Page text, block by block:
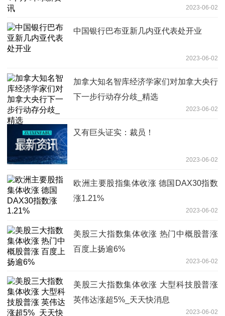
2023-06-02
中国银行巴布亚新几内亚代表处开业
2023-06-02
加拿大知名智库经济学家们对加拿大央行
下一步行动存分歧_精选
2023-06-02
又有巨头证实：裁员！
2023-06-02
欧洲主要股指集体收涨 德国DAX30指数
涨1.21%
2023-06-02
美股三大指数集体收涨 热门中概股普涨
百度上扬逾6%
2023-06-02
美股三大指数集体收涨 大型科技股普涨
英伟达涨超5%_天天快消息
2023-06-02